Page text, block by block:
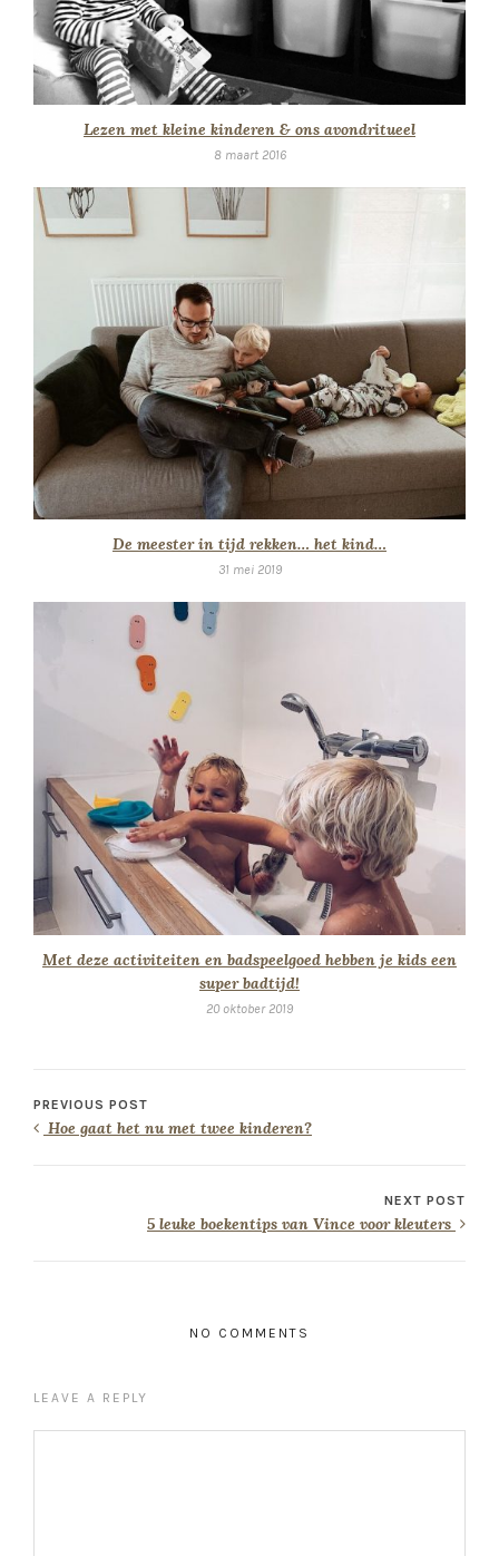
Lezen met kleine kinderen & ons avondritueel
8 maart 2016
De meester in tijd rekken… het kind…
31 mei 2019
Met deze activiteiten en badspeelgoed hebben je kids een
super badtijd!
20 oktober 2019
PREVIOUS POST
Hoe gaat het nu met twee kinderen?
NEXT POST
5 leuke boekentips van Vince voor kleuters
NO COMMENTS
LEAVE A REPLY